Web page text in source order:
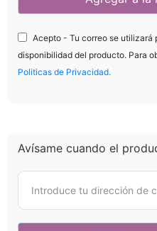
Acepto - Tu correo se utilizará
disponibilidad del producto. Para
Politicas de Privacidad.
Avísame cuando el